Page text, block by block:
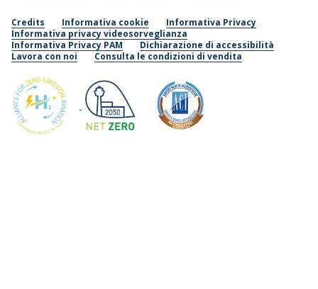
Credits Informativa cookie
Informativa Privacy
Informativa privacy videosorveglianza
Informativa Privacy PAM
Dichiarazione di accessibilità
Lavora con noi
Consulta le condizioni di vendita